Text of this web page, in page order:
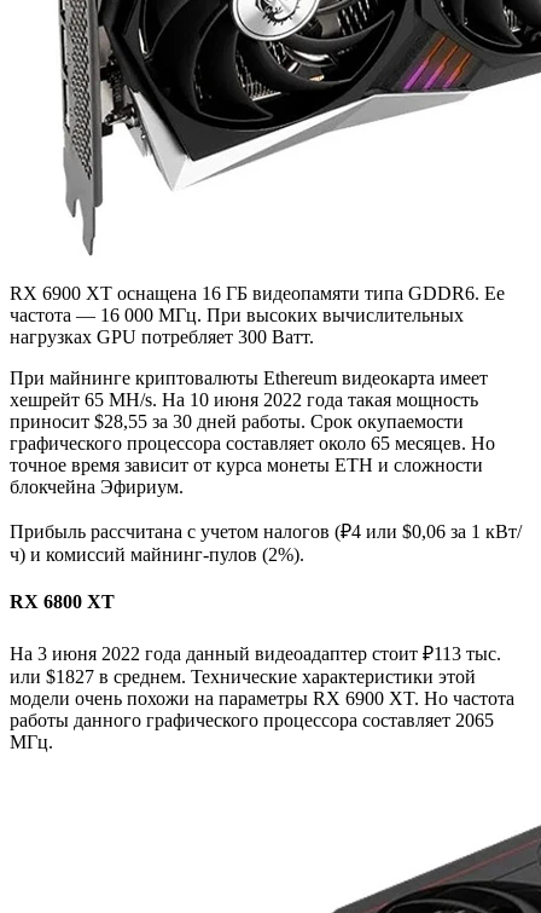
RX 6900 XT оснащена 16 ГБ видеопамяти типа GDDR6. Ее
частота — 16 000 МГц. При высоких вычислительных
нагрузках GPU потребляет 300 Ватт.
При майнинге криптовалюты Ethereum видеокарта имеет
хешрейт 65 MH/s. На 10 июня 2022 года такая мощность
приносит $28,55 за 30 дней работы. Срок окупаемости
графического процессора составляет около 65 месяцев. Но
точное время зависит от курса монеты ETH и сложности
блокчейна Эфириум.
Прибыль рассчитана с учетом налогов (₽4 или $0,06 за 1 кВт/
ч) и комиссий майнинг-пулов (2%).
RX 6800 XT
На 3 июня 2022 года данный видеоадаптер стоит ₽113 тыс.
или $1827 в среднем. Технические характеристики этой
модели очень похожи на параметры RX 6900 XT. Но частота
работы данного графического процессора составляет 2065
МГц.